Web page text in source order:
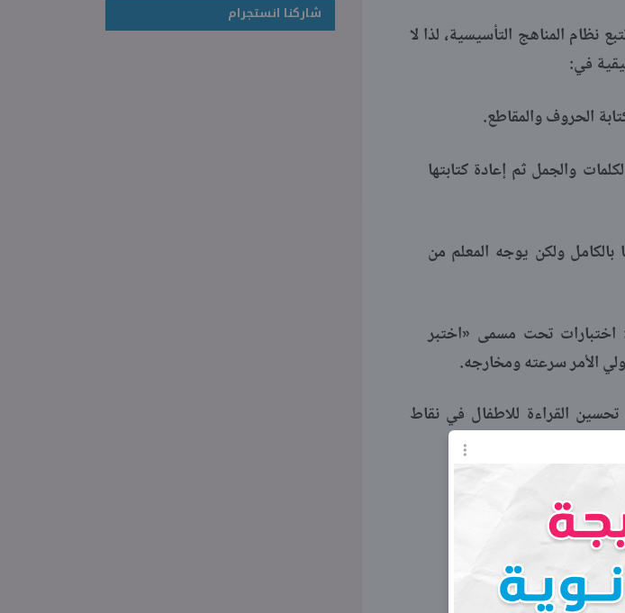
نظام المناهج التأسيسية، لذا لا
في:
الحروف والمقاطع.
والجمل ثم إعادة كتابتها
ولكن يوجه المعلم من
اختبارات تحت مسمى «اختبر
الأمر سرعته ومخارجه.
القراءة للاطفال في نقاط
«ن»، «ت»، «ب»، «م».
شاركنا انستجرام